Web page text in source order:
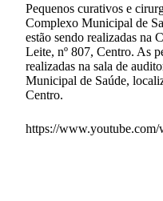
Pequenos curativos e
Complexo Municipal de
estão sendo realizadas
Leite, nº 807, Centro. As
realizadas na sala de
Municipal de Saúde,
Centro.
https://